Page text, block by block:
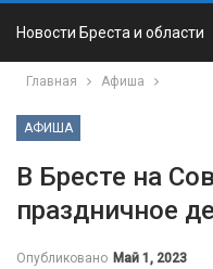
Новости Бреста и области
Главная Афиша
АФИША
В Бресте на
праздничное
Опубликовано Май 1, 2023